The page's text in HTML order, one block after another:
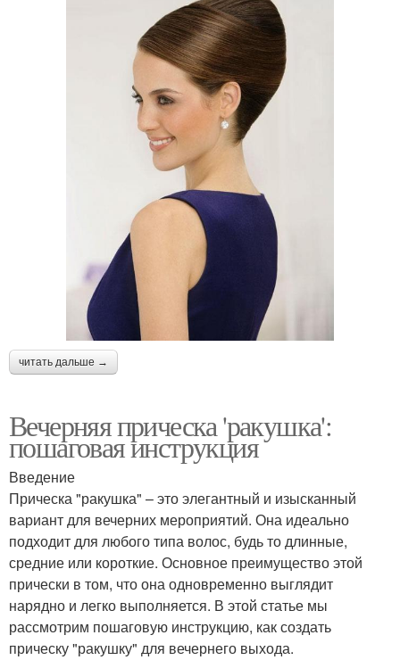
читать дальше →
Вечерняя прическа 'ракушка':
пошаговая инструкция
Введение
Прическа "ракушка" – это элегантный и изысканный
вариант для вечерних мероприятий. Она идеально
подходит для любого типа волос, будь то длинные,
средние или короткие. Основное преимущество этой
прически в том, что она одновременно выглядит
нарядно и легко выполняется. В этой статье мы
рассмотрим пошаговую инструкцию, как создать
прическу "ракушку" для вечернего выхода.